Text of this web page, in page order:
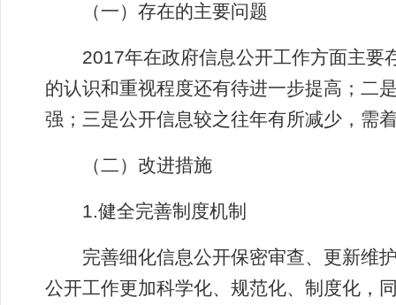
（一）存在的主要问题
2017年在政府信息公开工作方面主要
的认识和重视程度还有待进一步提高；二
强；三是公开信息较之往年有所减少，需
（二）改进措施
1.健全完善制度机制
完善细化信息公开保密审查、更新维护
公开工作更加科学化、规范化、制度化，